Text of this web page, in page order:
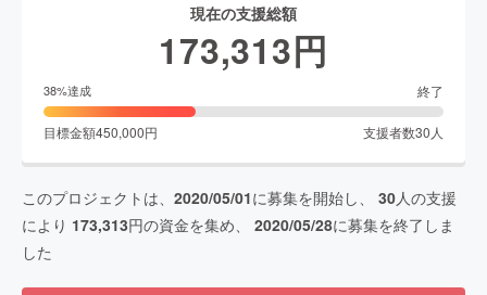
現在の支援総額
173,313円
38%達成 終了
目標金額450,000円 支援者数30 人
このプロジェクトは、 2020/05/01に募集を開始し、 30人の支援
により 173,313円の資金を集め、 2020/05/28に募集を終了しま
した